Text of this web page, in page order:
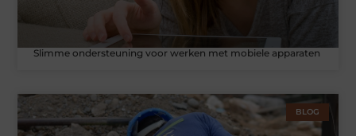
Slimme ondersteuning voor werken met mobiele apparaten
BLOG